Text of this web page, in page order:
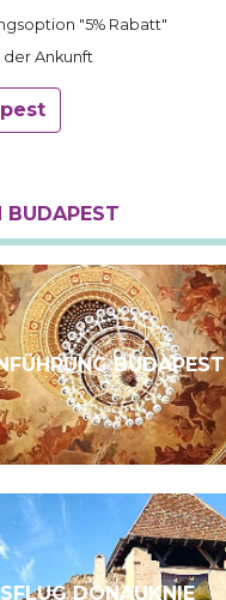
"5% Rabatt"
der Ankunft
BUDAPEST
BUDAPEST
DONAUKNIE